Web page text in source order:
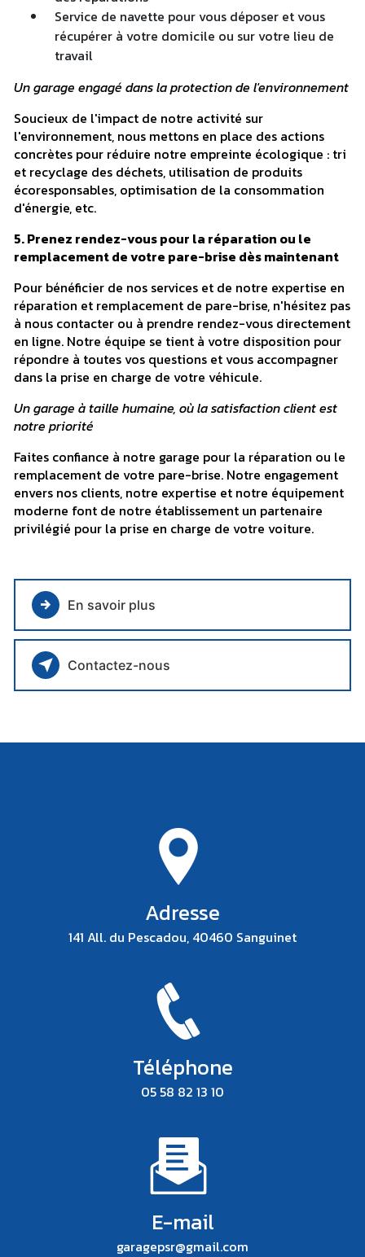
Service de navette pour vous déposer et vous
récupérer à votre domicile ou sur votre lieu de
travail
Un garage engagé dans la protection de l'environnement
Soucieux de l'impact de notre activité sur
l'environnement, nous mettons en place des actions
concrètes pour réduire notre empreinte écologique : tri
et recyclage des déchets, utilisation de produits
écoresponsables, optimisation de la consommation
d'énergie, etc.
5. Prenez rendez-vous pour la réparation ou le
remplacement de votre pare-brise dès maintenant
Pour bénéficier de nos services et de notre expertise en
réparation et remplacement de pare-brise, n'hésitez pas
à nous contacter ou à prendre rendez-vous directement
en ligne. Notre équipe se tient à votre disposition pour
répondre à toutes vos questions et vous accompagner
dans la prise en charge de votre véhicule.
Un garage à taille humaine, où la satisfaction client est
notre priorité
Faites confiance à notre garage pour la réparation ou le
remplacement de votre pare-brise. Notre engagement
envers nos clients, notre expertise et notre équipement
moderne font de notre établissement un partenaire
privilégié pour la prise en charge de votre voiture.
En savoir plus
Contactez-nous
Adresse
141 All. du Pescadou, 40460 Sanguinet
Téléphone
05 58 82 13 10
E-mail
garagepsr@gmail.com